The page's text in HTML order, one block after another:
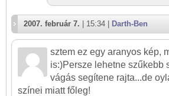
2007. február 7. | 15:34 | Darth-Ben
sztem ez egy aranyos kép,
is:)Persze lehetne szűkebb
vágás segítene rajta...de
színei miatt főleg!